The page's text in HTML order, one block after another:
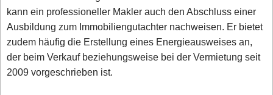
kann ein professioneller Makler auch den Abschluss einer
Ausbildung zum Immobiliengutachter nachweisen. Er bietet
zudem häufig die Erstellung eines Energieausweises an,
der beim Verkauf beziehungsweise bei der Vermietung seit
2009 vorgeschrieben ist.